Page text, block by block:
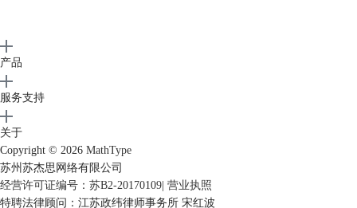
粘贴到MahtType中在别的地方使用。当你复制公式时需要记住复制两个
分隔符之间的任意部分都可以，如果你将分隔符都选中复制了也没关系，
但是它在MathType不会起任何作用。
在网站中操作：
绝大多数使用TeX语言的网站都将TeX格式的转化成图片格式并将Tex保存
为“alt text”，MathType可以利用这些信息来再次使用这些公式。
复制和粘贴：通过拖动鼠标指针来选中公式，再将它复制粘贴到
MathType中。如果你使用的是关联菜单（右击菜单），你应该选择“复
制”而不是“复制图片”命令。
产品
服务支持
关于
Copyright © 2026 MathType
苏州苏杰思网络有限公司
经营许可证编号：苏B2-20170109 营业执照
特聘法律顾问：江苏政纬律师事务所 宋红波